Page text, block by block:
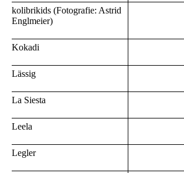
kolibrikids (Fotografie: Astrid
Englmeier)
Kokadi
Lässig
La Siesta
Leela
Legler